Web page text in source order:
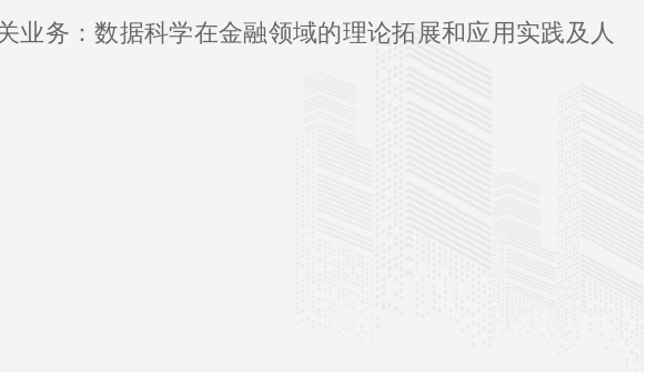
务：数据科学在金融领域的理论拓展和应用实践及人